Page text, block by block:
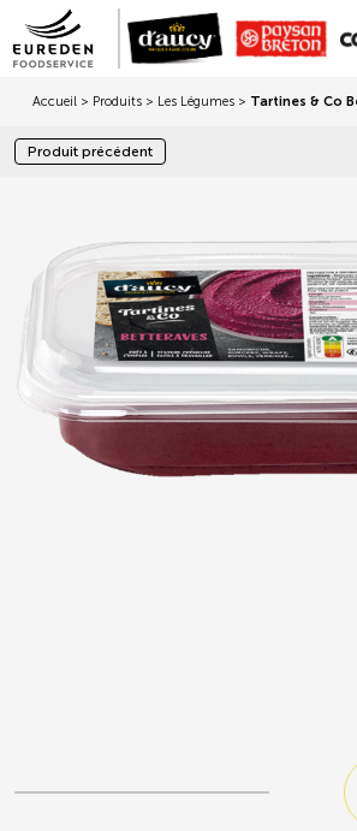
Accueil > Produits > Les Légumes > Tartines & Co
Produit précédent